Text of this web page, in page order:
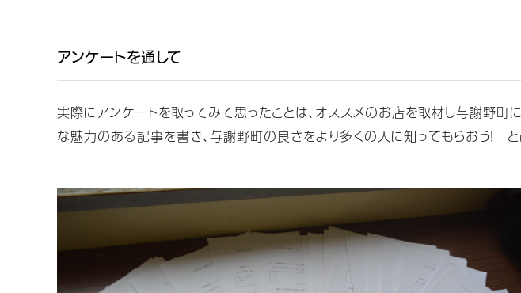
アンケートを通して
実際にアンケートを取ってみて思ったことは、オススメのお店を取材し与謝野
な魅力のある記事を書き、与謝野町の良さをより多くの人に知ってもらおう！ と